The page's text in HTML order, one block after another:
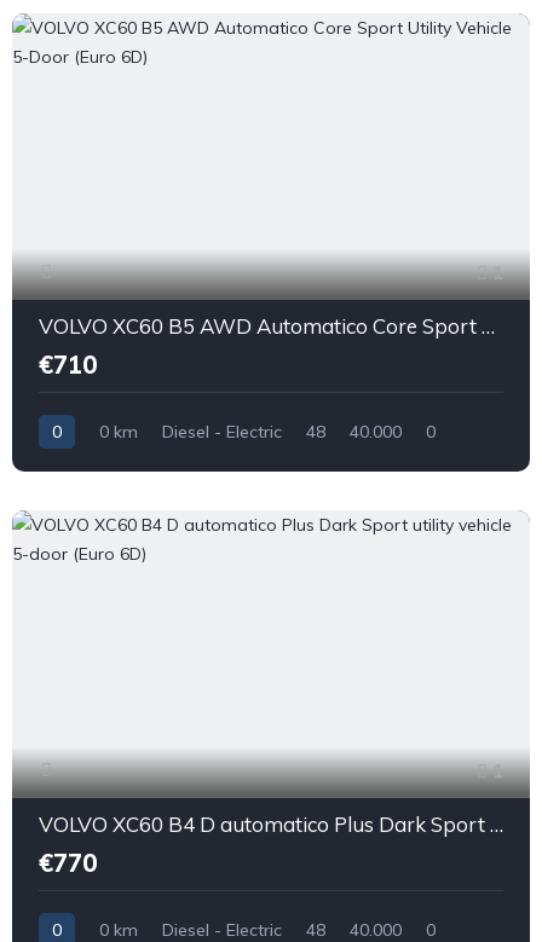
1
VOLVO XC60 B5 AWD Automatico Core Sport Utility Vehicle 5-Door (Euro 6D)
€710
0 0 km Diesel - Electric 48 40.000 0
1
VOLVO XC60 B4 D automatico Plus Dark Sport utility vehicle 5-door (Euro 6D)
€770
0 0 km Diesel - Electric 48 40.000 0